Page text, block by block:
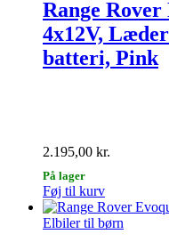
Range
4x12V,
batteri, Pink
2.195,00 kr.
På lager
Føj til kurv
Elbiler til børn